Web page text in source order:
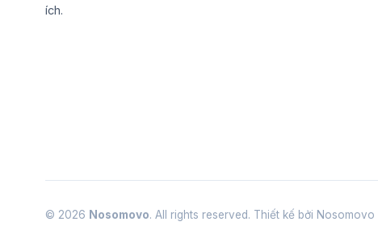
ích.
© 2026 Nosomovo. All rights reserved. Thiết kế bởi Nosomovo